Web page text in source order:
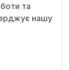
та
нашу